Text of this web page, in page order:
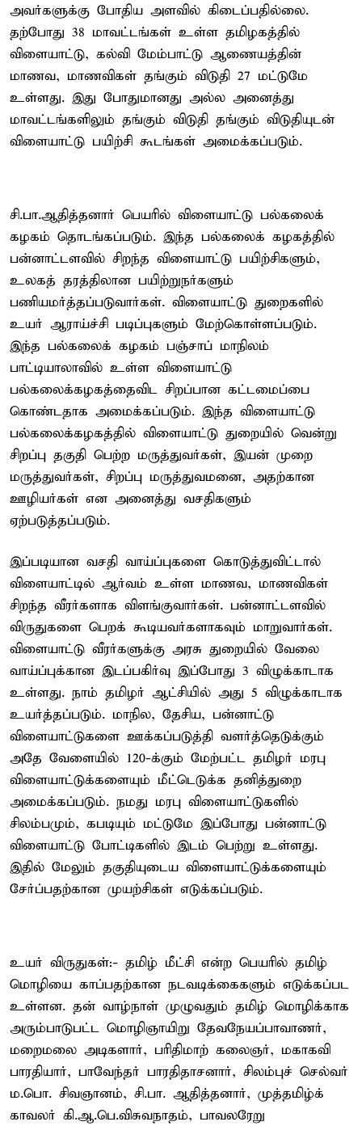
அவர்களுக்கு போதிய அளவில் கிடைப்பதில்லை.
தற்போது 38 மாவட்டங்கள் உள்ள தமிழகத்தில்
விளையாட்டு, கல்வி மேம்பாட்டு ஆணையத்தின்
மாணவ, மாணவிகள் தங்கும் விடுதி 27 மட்டுமே
உள்ளது. இது போதுமானது அல்ல அனைத்து
மாவட்டங்களிலும் தங்கும் விடுதி தங்கும் விடுதியுடன்
விளையாட்டு பயிற்சி கூடங்கள் அமைக்கப்படும்.
சி.பா.ஆதித்தனார் பெயரில் விளையாட்டு பல்கலைக்
கழகம் தொடங்கப்படும். இந்த பல்கலைக் கழகத்தில்
பன்னாட்டளவில் சிறந்த விளையாட்டு பயிற்சிகளும்,
உலகத் தரத்திலான பயிற்றுநர்களும்
பணியமர்த்தப்படுவார்கள். விளையாட்டு துறைகளில்
உயர் ஆராய்ச்சி படிப்புகளும் மேற்கொள்ளப்படும்.
இந்த பல்கலைக் கழகம் பஞ்சாப் மாநிலம்
பாட்டியாலாவில் உள்ள விளையாட்டு
பல்கலைக்கழகத்தைவிட சிறப்பான கட்டமைப்பை
கொண்டதாக அமைக்கப்படும். இந்த விளையாட்டு
பல்கலைக்கழகத்தில் விளையாட்டு துறையில் வென்று
சிறப்பு தகுதி பெற்ற மருத்துவர்கள், இயன் முறை
மருத்துவர்கள், சிறப்பு மருத்துவமனை, அதற்கான
ஊழியர்கள் என அனைத்து வசதிகளும்
ஏற்படுத்தப்படும்.
இப்படியான வசதி வாய்ப்புகளை கொடுத்துவிட்டால்
விளையாட்டில் ஆர்வம் உள்ள மாணவ, மாணவிகள்
சிறந்த வீரர்களாக விளங்குவார்கள். பன்னாட்டளவில்
விருதுகளை பெறக் கூடியவர்களாகவும் மாறுவார்கள்.
விளையாட்டு வீரர்களுக்கு அரசு துறையில் வேலை
வாய்ப்புக்கான இடப்பகிர்வு இப்போது 3 விழுக்காடாக
உள்ளது. நாம் தமிழர் ஆட்சியில் அது 5 விழுக்காடாக
உயர்த்தப்படும். மாநில, தேசிய, பன்னாட்டு
விளையாட்டுகளை ஊக்கப்படுத்தி வளர்த்தெடுக்கும்
அதே வேளையில் 120-க்கும் மேற்பட்ட தமிழர் மரபு
விளையாட்டுக்களையும் மீட்டெடுக்க தனித்துறை
அமைக்கப்படும். நமது மரபு விளையாட்டுகளில்
சிலம்பமும், கபடியும் மட்டுமே இப்போது பன்னாட்டு
விளையாட்டு போட்டிகளில் இடம் பெற்று உள்ளது.
இதில் மேலும் தகுதியுடைய விளையாட்டுக்களையும்
சேர்ப்பதற்கான முயற்சிகள் எடுக்கப்படும்.
உயர் விருதுகள்:- தமிழ் மீட்சி என்ற பெயரில் தமிழ்
மொழியை காப்பதற்கான நடவடிக்கைகளும் எடுக்கப்பட
உள்ளன. தன் வாழ்நாள் முழுவதும் தமிழ் மொழிக்காக
அரும்பாடுபட்ட மொழிஞாயிறு தேவநேயப்பாவாணர்,
மறைமலை அடிகளார், பரிதிமாற் கலைஞர், மகாகவி
பாரதியார், பாவேந்தர் பாரதிதாசனார், சிலம்புச் செல்வர்
ம.பொ. சிவஞானம், சி.பா. ஆதித்தனார், முத்தமிழ்க்
காவலர் கி.ஆ.பெ.விசுவநாதம், பாவலரேறு